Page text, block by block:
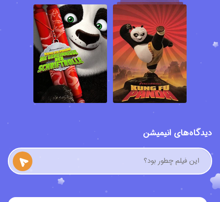
دردسر می شود. این پاندای جوان بلندپرواز به هنرهای رزمی و کونگ فو
علاقه بسیار زیادی داشته و آرزو دارد در کنار پنج جنگجوی خشمگین به
مبارزه با افراد شرور و بی عدالتی ها بپردازد. ببر، میمون، مرغ ماهیخوار،
افعی و مانتیس اعضای گروه پنج جنگجوی خشمگین، مبارزانی هستند که
تحت نظر استاد شیفو آموزش دیده اند و وظیفه دارند از دره صلح و
ساکنان آن محافظت کرده و در برابر افراد شرور و تبهکار مبارزه کنند.
استاد اوگوی مربی استاد شیفو که بزرگ ترین استاد کونگ فو در چین
محسوب می شود، پیش بینی می کند تای لانگ شیطان صفت شاگرد
به دره صلح حمله می کند. طومار اژدها یک اثر افسانه ای ست که هر
جنگجویی آن را بخواند، قدرت های شگفت انگیز و ماورایی به دست
خواهد آورد و به جنگجوی اژدها تبدیل خواهد شد. استاد شیفو که از این
موضوع نگران شده مسابقه ای میان پنج جنگجوی خشمگین برگزار می
کند تا استاد اوگوی قدرتمندترین آنها را انتخاب کرده و طومار اژدها را به
او بدهد تا با تبدیل این مبارز به جنگجوی اژدها، با کمک او بتواند در مقابل
دیدگاه‌های انیمیشن